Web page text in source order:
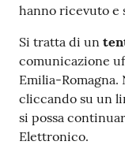
Costruiamo
Salute
hanno ricevuto e
Si tratta di un
comunicazione
Emilia-
cliccando su un
si possa
Elettronico.